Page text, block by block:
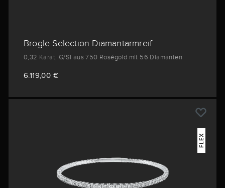
Brogle Selection Diamantarmreif
0,32 Karat, G/SI aus 750 Roségold mit 56 Diamanten
6.119,00 €
FLEX